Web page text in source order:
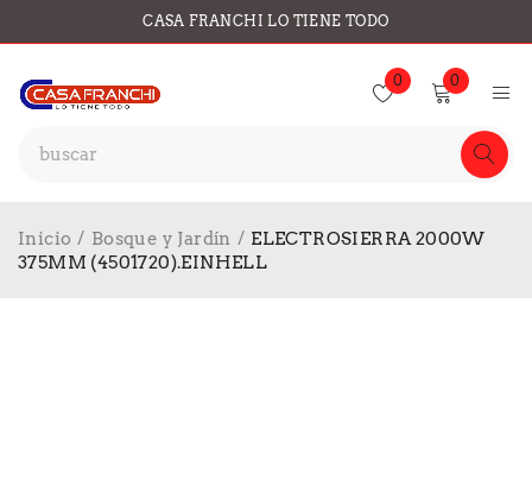
CASA FRANCHI LO TIENE TODO
0 0
Inicio / Bosque y Jardín / ELECTROSIERRA 2000W
375MM (4501720).EINHELL